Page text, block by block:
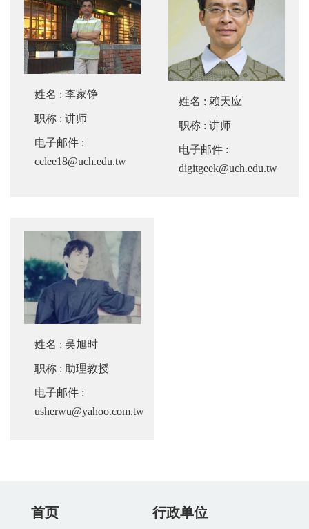
姓名 : 李家铮
职称 : 讲师
电子邮件 :
cclee18@uch.edu.tw
姓名 : 赖天应
职称 : 讲师
电子邮件 :
digitgeek@uch.edu.tw
姓名 : 吴旭时
职称 : 助理教授
电子邮件 :
usherwu@yahoo.com.tw
首页 行政单位